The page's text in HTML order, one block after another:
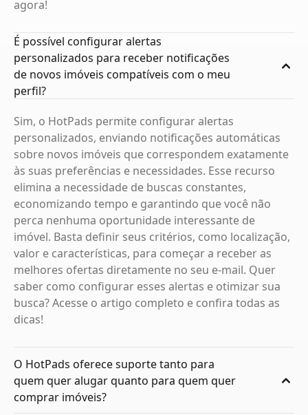
agora!
É possível configurar alertas
personalizados para receber notificações
de novos imóveis compatíveis com o meu
perfil?
Sim, o HotPads permite configurar alertas
personalizados, enviando notificações automáticas
sobre novos imóveis que correspondem exatamente
às suas preferências e necessidades. Esse recurso
elimina a necessidade de buscas constantes,
economizando tempo e garantindo que você não
perca nenhuma oportunidade interessante de
imóvel. Basta definir seus critérios, como localização,
valor e características, para começar a receber as
melhores ofertas diretamente no seu e-mail. Quer
saber como configurar esses alertas e otimizar sua
busca? Acesse o artigo completo e confira todas as
dicas!
O HotPads oferece suporte tanto para
quem quer alugar quanto para quem quer
comprar imóveis?